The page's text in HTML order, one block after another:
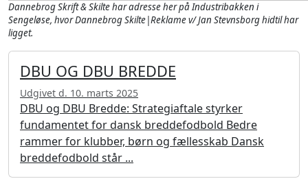
Dannebrog Skrift & Skilte har adresse her på Industribakken i
Sengeløse, hvor Dannebrog Skilte|Reklame v/ Jan Stevnsborg hidtil har
ligget.
DBU OG DBU BREDDE
Udgivet d. 10. marts 2025
DBU og DBU Bredde: Strategiaftale styrker
fundamentet for dansk breddefodbold Bedre
rammer for klubber, børn og fællesskab Dansk
breddefodbold står ...